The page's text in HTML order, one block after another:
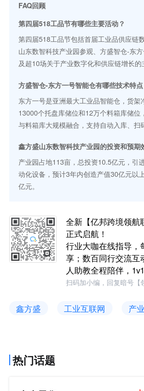
FAQ回顾
第四届518工品节有哪些主要活动？
第四届518工品节包括首届工业品供应链
山东数智科技产业园参观、方盛智仓-东
及超10场关于产业数字化和供应链增长的
方盛智仓-东方一号智能仓有哪些技术特点
东方一号是亚洲最大工业品智能仓，货架
13000个托盘库储位和12万个料箱库储位
与料箱库大规模融合，支持自动入库、扫
鑫方盛山东数智科技产业园的投资和预期
产业园占地113亩，总投资10.5亿元，引
动化设备，预计3年内创造产值30亿元以
亿元。
全新【亿邦跨境领航
正式启航！
行业大咖在线指导，
享；数百同行交流互
人助教全程陪伴，
扫码加小编，回复暗号【
鑫方盛 工业互联网 产
热门话题